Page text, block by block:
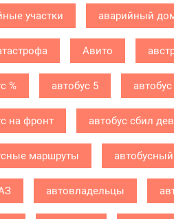
участки аварийный
Авито
% автобус 5
на фронт автобус сбил
маршруты
автовладельцы